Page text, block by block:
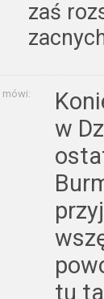
zaś
mówi:
w
tu